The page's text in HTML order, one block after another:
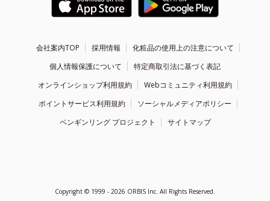
会社案内TOP 採用情報
化粧品の使用上の注意について
個人情報保護について
特定商取引法に基づく表記
オンラインショップ利用規約
Webコミュニティ利用規約
ポイントサービス利用規約
ソーシャルメディアポリシー
ペンギンリング プロジェクト
サイトマップ
Copyright © 1999 - 2026 ORBIS Inc. All Rights Reserved.